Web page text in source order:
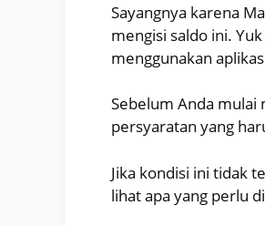
Sayangnya karena
mengisi saldo ini.
menggunakan
Sebelum Anda mulai
persyaratan yang
Jika kondisi ini tidak
lihat apa yang perlu